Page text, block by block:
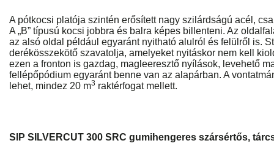
A pótkocsi platója szintén erősített nagy szilárdságú acél,
A „B” típusú kocsi jobbra és balra képes billenteni. Az
az alsó oldal például egyaránt nyitható alulról és felülről is.
derékösszekötő szavatolja, amelyeket nyitáskor nem kell
ezen a fronton is gazdag, magleeresztő nyílások, levehető
fellépőpódium egyaránt benne van az alapárban. A
lehet, mindez 20 m3 raktérfogat mellett.
SIP SILVERCUT 300 SRC gumihengeres szársértős,